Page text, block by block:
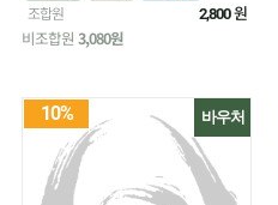
조합원 2,800원
비조합원 3,080원
바우처
10%